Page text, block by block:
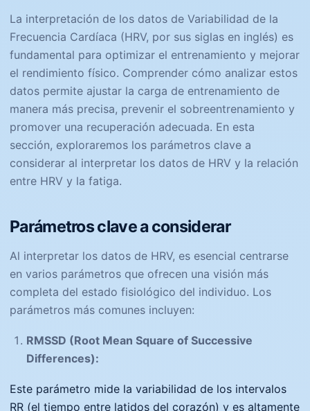
La interpretación de los datos de Variabilidad de la
Frecuencia Cardíaca (HRV, por sus siglas en inglés) es
fundamental para optimizar el entrenamiento y mejorar
el rendimiento físico. Comprender cómo analizar estos
datos permite ajustar la carga de entrenamiento de
manera más precisa, prevenir el sobreentrenamiento y
promover una recuperación adecuada. En esta
sección, exploraremos los parámetros clave a
considerar al interpretar los datos de HRV y la relación
entre HRV y la fatiga.
Parámetros clave a considerar
Al interpretar los datos de HRV, es esencial centrarse
en varios parámetros que ofrecen una visión más
completa del estado fisiológico del individuo. Los
parámetros más comunes incluyen:
RMSSD (Root Mean Square of Successive
Differences):
Este parámetro mide la variabilidad de los intervalos
RR (el tiempo entre latidos del corazón) y es altamente